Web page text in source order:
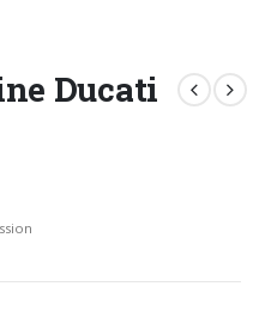
Ducati